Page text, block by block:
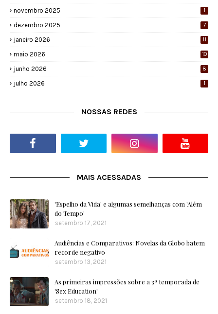
novembro 2025 1
dezembro 2025 7
janeiro 2026 11
maio 2026 10
junho 2026 8
julho 2026 1
NOSSAS REDES
MAIS ACESSADAS
'Espelho da Vida' e algumas semelhanças com 'Além
do Tempo'
setembro 17, 2021
Audiências e Comparativos: Novelas da Globo batem
recorde negativo
setembro 13, 2021
As primeiras impressões sobre a 3ª temporada de
'Sex Education'
setembro 18, 2021